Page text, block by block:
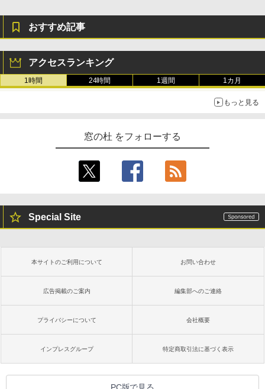
おすすめ記事
アクセスランキング
1時間 24時間 1週間 1カ月
もっと見る
窓の杜 をフォローする
Special Site
本サイトのご利用について お問い合わせ
広告掲載のご案内 編集部へのご連絡
プライバシーについて 会社概要
インプレスグループ 特定商取引法に基づく表示
PC版で見る